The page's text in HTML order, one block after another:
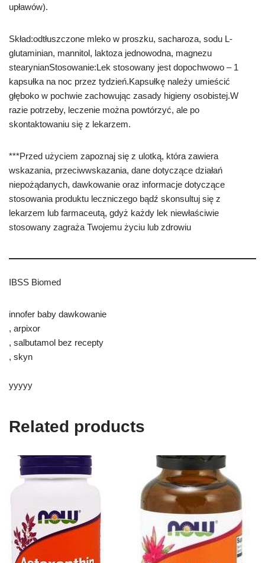
upławów).
Skład:odtłuszczone mleko w proszku, sacharoza, sodu L-
glutaminian, mannitol, laktoza jednowodna, magnezu
stearynianStosowanie:Lek stosowany jest dopochwowo – 1
kapsułka na noc przez tydzień.Kapsułkę należy umieścić
głęboko w pochwie zachowując zasady higieny osobistej.W
razie potrzeby, leczenie można powtórzyć, ale po
skontaktowaniu się z lekarzem.
***Przed użyciem zapoznaj się z ulotką, która zawiera
wskazania, przeciwwskazania, dane dotyczące działań
niepożądanych, dawkowanie oraz informacje dotyczące
stosowania produktu leczniczego bądź skonsultuj się z
lekarzem lub farmaceutą, gdyż każdy lek niewłaściwie
stosowany zagraża Twojemu życiu lub zdrowiu
IBSS Biomed
innofer baby dawkowanie
, arpixor
, salbutamol bez recepty
, skyn
yyyyy
Related products